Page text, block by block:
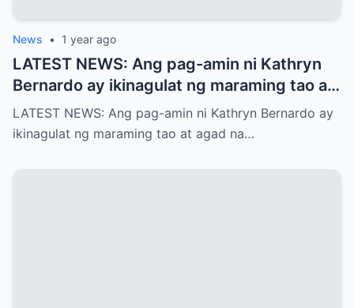
News • 1 year ago
LATEST NEWS: Ang pag-amin ni Kathryn
Bernardo ay ikinagulat ng maraming tao at
agad na naglabas ng pahayag ang Star
Magic, which is…!
LATEST NEWS: Ang pag-amin ni Kathryn Bernardo ay
ikinagulat ng maraming tao at agad na…